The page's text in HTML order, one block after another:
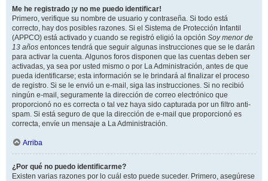
Me he registrado ¡y no me puedo identificar!
Primero, verifique su nombre de usuario y contraseña. Si todo está
correcto, hay dos posibles razones. Si el Sistema de Protección Infantil
(APPCO) está activado y cuando se registró eligió la opción Soy menor de
13 años entonces tendrá que seguir algunas instrucciones que se le darán
para activar la cuenta. Algunos foros disponen que las cuentas deben ser
activadas, ya sea por usted mismo o por La Administración, antes de que
pueda identificarse; esta información se le brindará al finalizar el proceso
de registro. Si se le envió un e-mail, siga las instrucciones. Si no recibió
ningún e-mail, seguramente la dirección de correo electrónico que
proporcionó no es correcta o tal vez haya sido capturada por un filtro anti-
spam. Si está seguro de que la dirección de e-mail que proporcionó es
correcta, envíe un mensaje a La Administración.
Arriba
¿Por qué no puedo identificarme?
Existen varias razones por lo cuál esto puede suceder. Primero, asegúrese